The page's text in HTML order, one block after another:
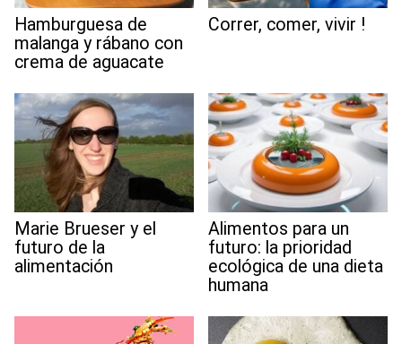
Hamburguesa de
malanga y rábano con
crema de aguacate
Correr, comer, vivir !
Marie Brueser y el
futuro de la
alimentación
Alimentos para un
futuro: la prioridad
ecológica de una dieta
humana